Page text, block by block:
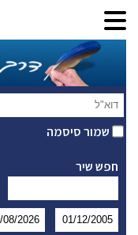
שמור סיסמה
חפש שיר